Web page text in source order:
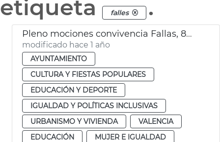
etiqueta
falles .
Pleno mociones convivencia Fallas, 8M y consulta lengua
modificado hace 1 año
AYUNTAMIENTO
CULTURA Y FIESTAS POPULARES
EDUCACIÓN Y DEPORTE
IGUALDAD Y POLÍTICAS INCLUSIVAS
URBANISMO Y VIVIENDA
VALENCIA
EDUCACIÓN
MUJER E IGUALDAD